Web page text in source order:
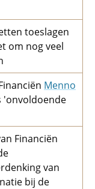
toeslagen
om nog veel
Menno
'onvoldoende
Financiën
van
bij de